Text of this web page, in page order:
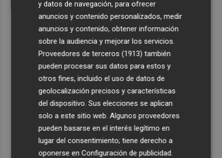
y datos de navegación, para ofrecer
anuncios y contenido personalizados, medir
anuncios y contenido, obtener información
sobre la audiencia y mejorar los servicios.
Proveedores de terceros (1913) también
pueden procesar sus datos para estos y
otros fines, incluido el uso de datos de
geolocalización precisos y características
del dispositivo. Sus elecciones se aplican
solo a este sitio web. Algunos proveedores
pueden basarse en el interés legítimo en
lugar del consentimiento; tiene derecho a
oponerse enConfiguración de publicidad